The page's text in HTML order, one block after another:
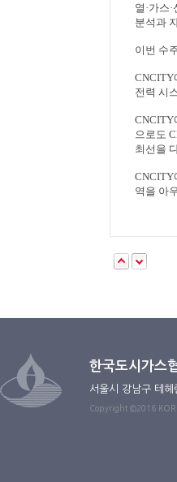
열 ·가스·
분석과
이번 수
CNCITY
전력 시
CNCITY
으로도
최선을
CNCITY
역을 아
한국도시가스
서울시 강남구 테
Copyright ©2016